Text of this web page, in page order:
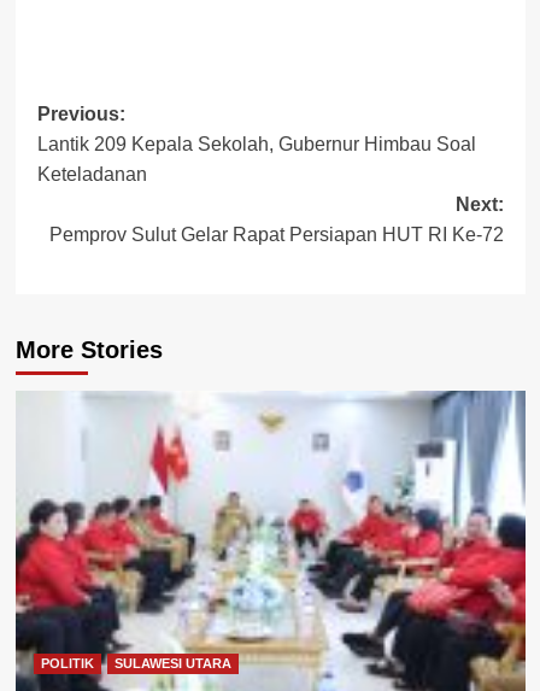
Post
navigation
Previous:
Lantik 209 Kepala Sekolah, Gubernur Himbau Soal
Keteladanan
Next:
Pemprov Sulut Gelar Rapat Persiapan HUT RI Ke-72
More Stories
POLITIK SULAWESI UTARA